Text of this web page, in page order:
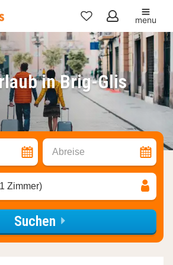
Meine
Favoriten
menu
in Brig-Glis
Abreise
Zimmer)
Suchen